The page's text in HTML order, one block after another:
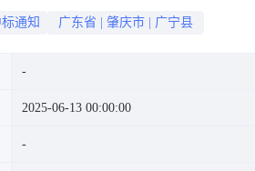
选结果公示
通知 广东省 肇庆市 广宁县
2025-06-13 00:00:00